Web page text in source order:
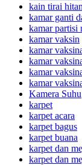
kain tirai
kamar ganti
kamar partisi
kamar vaksin
kamar
kamar
kamar
kamar
Kamera Suhu
karpet
karpet acara
karpet bagus
karpet buana
karpet dan
karpet dan